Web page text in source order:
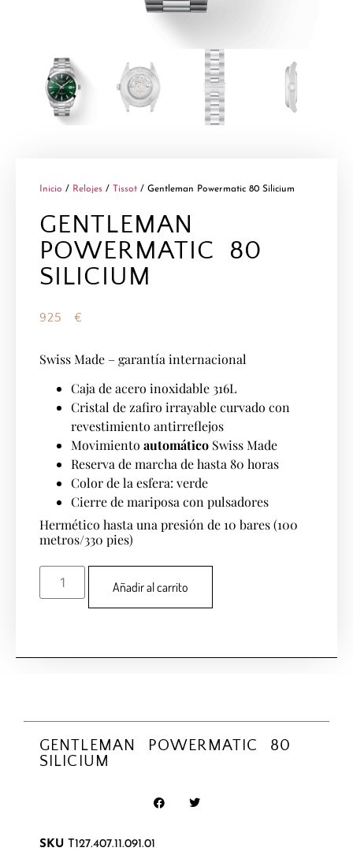
Inicio / Relojes / Tissot / Gentleman Powermatic 80 Silicium
GENTLEMAN
POWERMATIC 80
SILICIUM
925€
Swiss Made – garantía internacional
Caja de acero inoxidable 316L
Cristal de zafiro irrayable curvado con
revestimiento antirreflejos
Movimiento automático Swiss Made
Reserva de marcha de hasta 80 horas
Color de la esfera: verde
Cierre de mariposa con pulsadores
Hermético hasta una presión de 10 bares (100
metros/330 pies)
Añadir al carrito
GENTLEMAN POWERMATIC 80
SILICIUM
SKU T127.407.11.091.01